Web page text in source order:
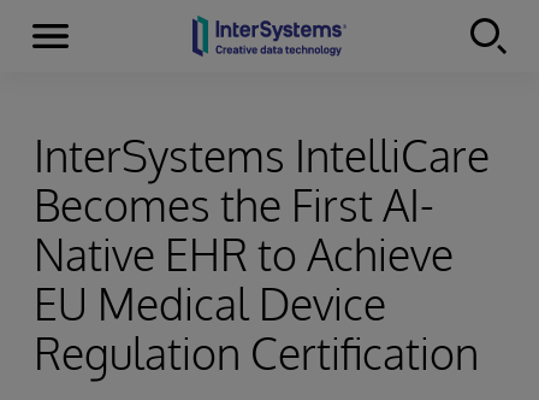
Skip to content
Menu
InterSystems IntelliCare
Becomes the First AI-
Native EHR to Achieve
EU Medical Device
Regulation Certification